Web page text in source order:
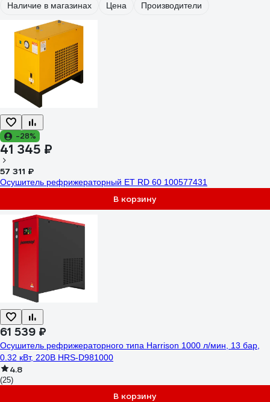
Наличие в магазинах Цена Производители
-28%
41 345 ₽
57 311 ₽
Осушитель рефрижераторный ET RD 60 100577431
В корзину
61 539 ₽
Осушитель рефрижераторного типа Harrison 1000 л/мин, 13 бар,
0.32 кВт, 220В HRS-D981000
4.8
(25)
В корзину